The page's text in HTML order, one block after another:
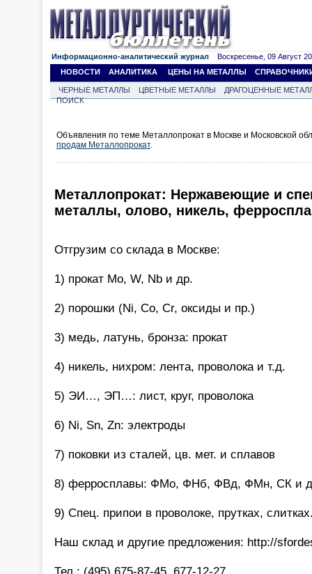
Информационно-аналитический журнал Воскресенье, 09 Август
НОВОСТИ
АНАЛИТИКА ЦЕНЫ НА МЕТАЛЛЫ
ЧЕРНЫЕ МЕТАЛЛЫ ЦВЕТНЫЕ МЕТАЛЛЫ
ДРАГОЦЕННЫЕ
ПОИСК
Объявления по теме Металлопрокат в Москве и Московской
продам Металлопрокат.
Металлопрокат: Нержавеющие и
металлы, олово, никель,
Отгрузим со склада в Москве:
1) прокат Mo, W, Nb и др.
2) порошки (Ni, Co, Cr, оксиды и пр.)
3) медь, латунь, бронза: прокат
4) никель, нихром: лента, проволока и т.д.
5) ЭИ…, ЭП…: лист, круг, проволока
6) Ni, Sn, Zn: электроды
7) поковки из сталей, цв. мет. и сплавов
8) ферросплавы: ФМо, ФНб, ФВд, ФМн, СК и
9) Спец. припои в проволоке, прутках,
Наш склад и другие предложения: http://
Тел.: (495) 675-87-45, 677-12-27